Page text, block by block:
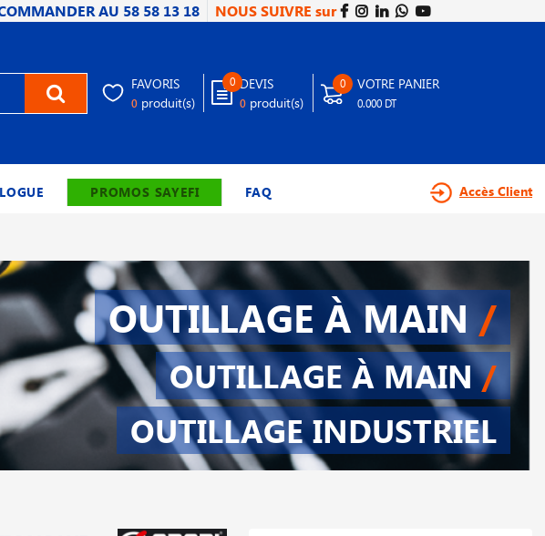
AU 58 58 13 18 NOUS SUIVRE sur
FAVORIS
0 produit(s)
0 DEVIS
0 produit(s)
0 VOTRE PANIER
0.000 DT
PROMOS SAYEFI FAQ Accès Client
OUTILLAGE À MAIN /
OUTILLAGE À MAIN/
OUTILLAGE INDUSTRIEL